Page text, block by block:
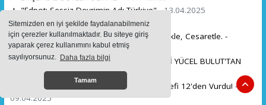
Sitemizden en iyi şekilde faydalanabilmeniz
için çerezler kullanılmaktadır. Bu siteye giriş
yaparak çerez kullanımını kabul etmiş
sayılıyorsunuz. Daha fazla bilgi
Tamam
"Edpot: Sessiz Devrimin Adı Türkiye" -13.04.2025
Mutlu pazarlar dostlar, -12.04.2025
Siyasetçilere Sesleniş: Yürekle, Dürüstlükle, Cesaretle. -
11.04.2025
KADİR MISIROĞLU'NU, MHP MİLLETVEKİLİ YÜCEL BULUT'TAN
DİNLEYELİM! -10.04.2025
Göklerde Bir Devrim: Süper Şimşek Hedefi 12'den Vurdu! -
09.04.2025